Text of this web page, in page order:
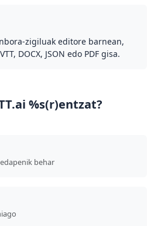
zigiluak editore barnean,
DOCX, JSON edo PDF gisa.
%s(r)entzat?
behar